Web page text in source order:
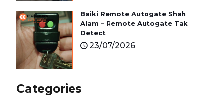
Baiki Remote Autogate Shah
Alam – Remote Autogate Tak
Detect
23/07/2026
Categories